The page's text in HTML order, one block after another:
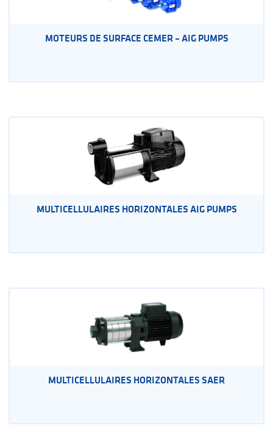
MOTEURS DE SURFACE CEMER – AIG PUMPS
MULTICELLULAIRES HORIZONTALES AIG PUMPS
MULTICELLULAIRES HORIZONTALES SAER